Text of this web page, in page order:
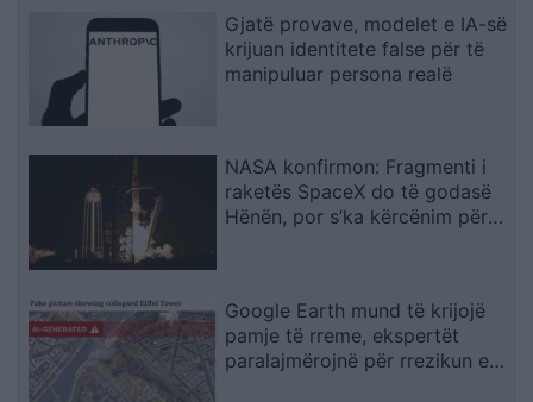
Gjatë provave, modelet e IA-së
krijuan identitete false për të
manipuluar persona realë
NASA konfirmon: Fragmenti i
raketës SpaceX do të godasë
Hënën, por s’ka kërcënim për
Google Earth mund të krijojë
pamje të rreme, ekspertët
paralajmërojnë për rrezikun e